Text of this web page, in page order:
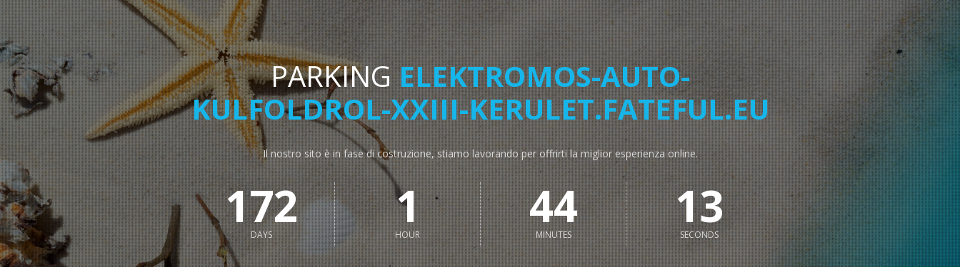
PARKINGELEKTROMOS-AUTO-
KULFOLDROL-XXIII-KERULET.FATEFUL.EU
Il nostro sito è in fase di costruzione, stiamo lavorando per offrirti la miglior esperienza online.
172
DAYS 1
HOUR 44
MINUTES 12
SECONDS